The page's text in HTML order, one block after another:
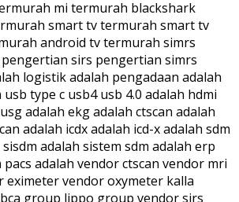
mi termurah blackshark
smart tv termurah smart tv
android tv termurah simrs
sirs pengertian simrs
logistik adalah pengadaan adalah
type c usb4 usb 4.0 adalah hdmi
adalah ekg adalah ctscan adalah
adalah icdx adalah icd-x adalah sdm
adalah sistem sdm adalah erp
adalah vendor ctscan vendor mri
eximeter vendor oxymeter kalla
group lippo group vendor sirs